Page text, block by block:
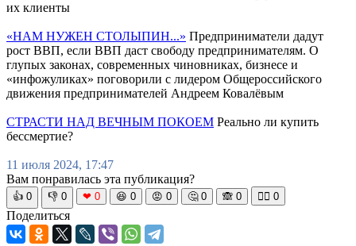
их клиенты
«НАМ НУЖЕН СТОЛЫПИН...» Предприниматели дадут
рост ВВП, если ВВП даст свободу предпринимателям. О
глупых законах, современных чиновниках, бизнесе и
«инфожуликах» поговорили с лидером Общероссийского
движения предпринимателей Андреем Ковалёвым
СТРАСТИ НАД ВЕЧНЫМ ПОКОЕМ Реально ли купить
бессмертие?
11 июля 2024, 17:47
Вам понравилась эта публикация?
👍 0 👎 0 ❤ 0 😆 0 😡 0 🤔 0 🙈 0 🧘‍♀️ 0
Поделиться